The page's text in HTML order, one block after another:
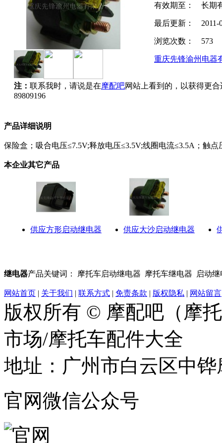
有效期至： 长期
最后更新： 2011-
浏览次数： 573
重庆先锋渝州电器
注： 联系我时，请说是在摩配吧网站上看到的，以获得更
89809196
产品详细说明
保险盒；吸合电压≤7.5V;释放电压≤3.5V;线圈电流≤3.5A；触点
本企业其它产品
供应方形启动继电器 供应大沙启动继电器
继电器产品关键词： 摩托车启动继电器 摩托车继电器 启动
网站首页 | 关于我们 | 联系方式 | 免责条款 | 版权隐私 | 网站留言
版权所有 © 摩配吧（摩
市场/摩托车配件大全
地址：广州市白云区中
官网微信公众号